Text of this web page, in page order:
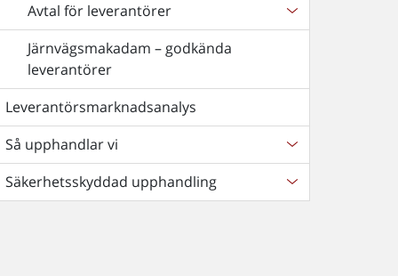
Avtal för leverantörer
Järnvägsmakadam – godkända
leverantörer
Leverantörsmarknadsanalys
Så upphandlar vi
Säkerhetsskyddad upphandling